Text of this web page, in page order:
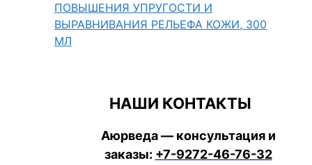
ПОВЫШЕНИЯ УПРУГОСТИ И
ВЫРАВНИВАНИЯ РЕЛЬЕФА КОЖИ, 300
МЛ
НАШИ КОНТАКТЫ
Аюрведа — консультация и
заказы: +7-9272-46-76-32